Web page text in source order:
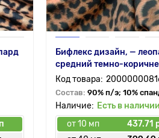
Бифлекс дизайн, —
средний темно-
Состав: 90% п/э; 10%
Есть в наличии
от 10 мп
437.71